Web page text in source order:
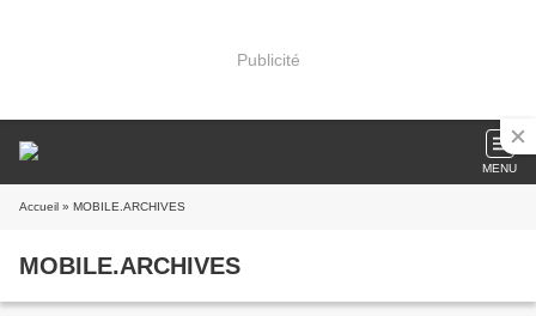
Publicité
MENU
Accueil » MOBILE.ARCHIVES
MOBILE.ARCHIVES